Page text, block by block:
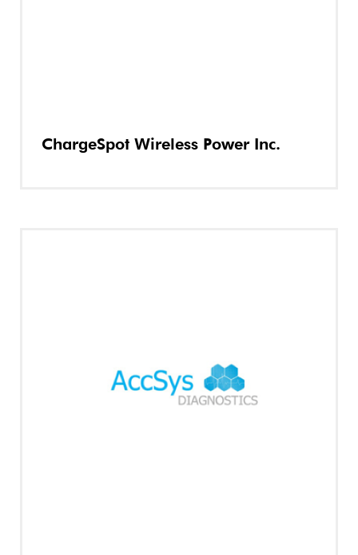
ChargeSpot Wireless Power Inc.